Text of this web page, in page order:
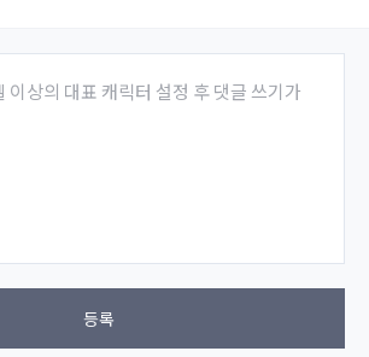
이상의 대표 캐릭터 설정 후 댓글 쓰기가
등록